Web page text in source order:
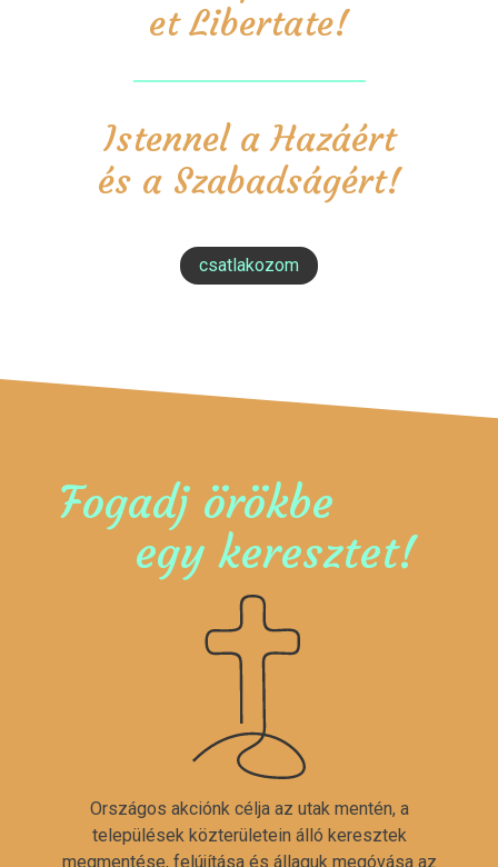
et Libertate!
Istennel a Hazáért
és a Szabadságért!
csatlakozom
Fogadj örökbe
egy keresztet!
Országos akciónk célja az utak mentén, a
települések közterületein álló keresztek
megmentése, felújítása és állaguk megóvása az